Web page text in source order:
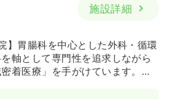
施設詳細
】胃腸科を中心とした外科・循環
軸として専門性を追求しながら
着医療」を手がけています。さ